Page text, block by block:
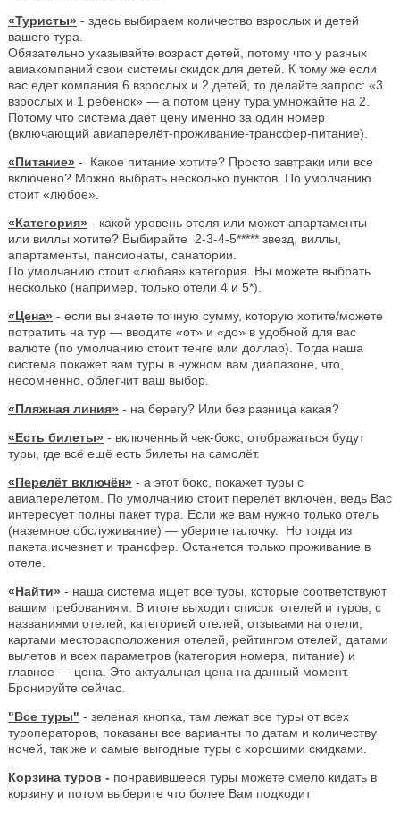
«Туристы» - здесь выбираем количество взрослых и детей
вашего тура.
Обязательно указывайте возраст детей, потому что у разных
авиакомпаний свои системы скидок для детей. К тому же если
вас едет компания 6 взрослых и 2 детей, то делайте запрос: «3
взрослых и 1 ребенок» — а потом цену тура умножайте на 2.
Потому что система даёт цену именно за один номер
(включающий авиаперелёт-проживание-трансфер-питание).
«Питание» - Какое питание хотите? Просто завтраки или все
включено? Можно выбрать несколько пунктов. По умолчанию
стоит «любое».
«Категория» - какой уровень отеля или может апартаменты
или виллы хотите? Выбирайте 2-3-4-5***** звезд, виллы,
апартаменты, пансионаты, санатории.
По умолчанию стоит «любая» категория. Вы можете выбрать
несколько (например, только отели 4 и 5*).
«Цена» - если вы знаете точную сумму, которую хотите/можете
потратить на тур — вводите «от» и «до» в удобной для вас
валюте (по умолчанию стоит тенге или доллар). Тогда наша
система покажет вам туры в нужном вам диапазоне, что,
несомненно, облегчит ваш выбор.
«Пляжная линия» - на берегу? Или без разница какая?
«Есть билеты» - включенный чек-бокс, отображаться будут
туры, где всё ещё есть билеты на самолёт.
«Перелёт включён» - а этот бокс, покажет туры с
авиаперелётом. По умолчанию стоит перелёт включён, ведь Вас
интересует полны пакет тура. Если же вам нужно только отель
(наземное обслуживание) — уберите галочку. Но тогда из
пакета исчезнет и трансфер. Останется только проживание в
отеле.
«Найти» - наша система ищет все туры, которые соответствуют
вашим требованиям. В итоге выходит список отелей и туров, с
названиями отелей, категорией отелей, отзывами на отели,
картами месторасположения отелей, рейтингом отелей, датами
вылетов и всех параметров (категория номера, питание) и
главное — цена. Это актуальная цена на данный момент.
Бронируйте сейчас.
"Все туры" - зеленая кнопка, там лежат все туры от всех
туроператоров, показаны все варианты по датам и количеству
ночей, так же и самые выгодные туры с хорошими скидками.
Корзина туров - понравившееся туры можете смело кидать в
корзину и потом выберите что более Вам подходит